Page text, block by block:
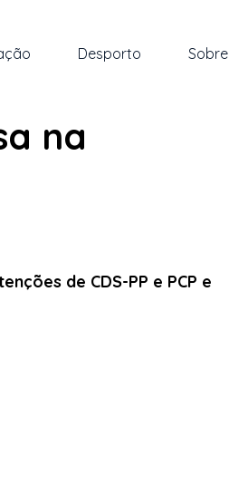
Desporto Sobre
na
de CDS-PP e PCP e